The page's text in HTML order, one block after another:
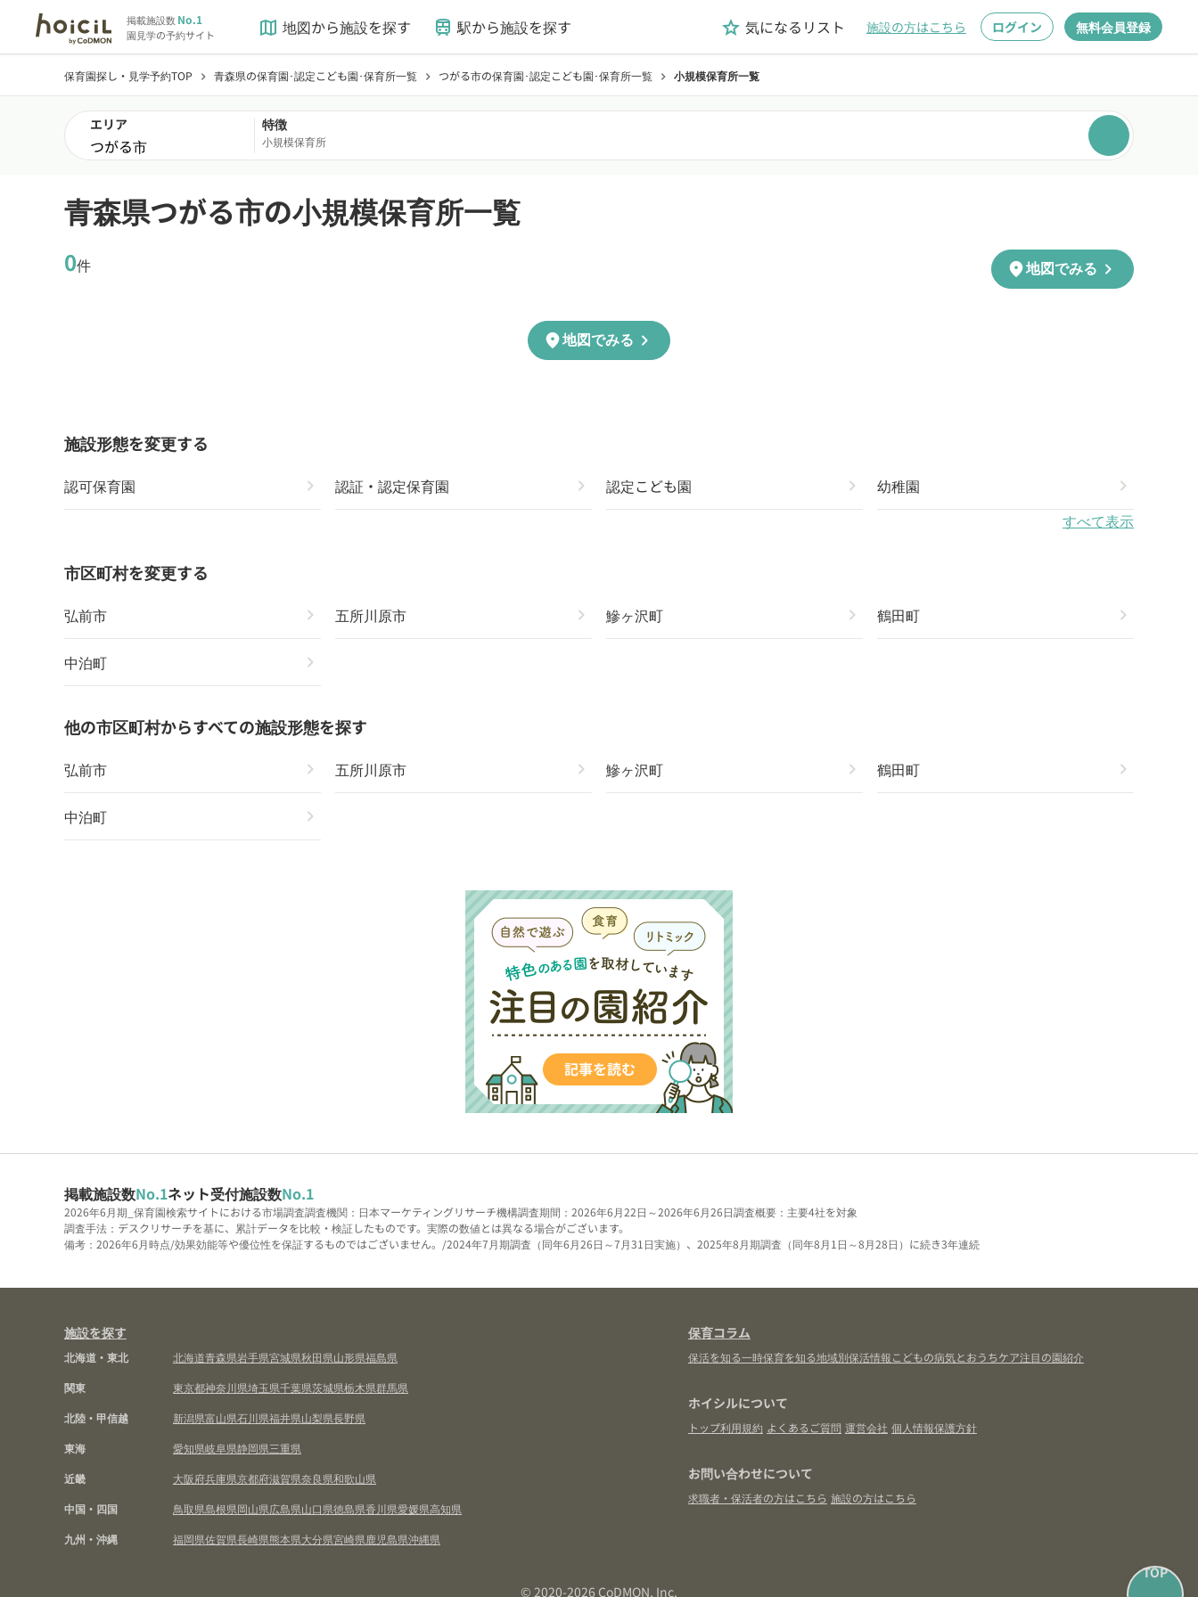
掲載施設数No.1
園見学の予約サイト map 地図から施設を探す train 駅から施設を探す grade 気になるリスト 施設の方はこちら ログイン 無料会員登録
保育園探し・見学予約TOP chevron_right 青森県の保育園･認定こども園･保育所一覧 chevron_right つがる市の保育園･認定こども園･保育所一覧 chevron_right 小規模保育所一覧
エリア 特徴
小規模保育所
青森県つがる市の小規模保育所一覧
0件 location_on地図でみる chevron_right
location_on地図でみる chevron_right
施設形態を変更する
認可保育園 chevron_right 認証・認定保育園 chevron_right 認定こども園 chevron_right 幼稚園 chevron_right
すべて表示
市区町村を変更する
弘前市 chevron_right 五所川原市 chevron_right 鰺ヶ沢町 chevron_right 鶴田町 chevron_right
中泊町 chevron_right
他の市区町村からすべての施設形態を探す
弘前市 chevron_right 五所川原市 chevron_right 鰺ヶ沢町 chevron_right 鶴田町 chevron_right
中泊町 chevron_right
TOP
掲載施設数No.1ネット受付施設数No.1
2026年6月期_保育園検索サイトにおける市場調査調査機関：日本マーケティングリサーチ機構調査期間：2026年6月22日～2026年6月26日調査概要：主要4社を対象
調査手法：デスクリサーチを基に、累計データを比較・検証したものです。実際の数値とは異なる場合がございます。
備考：2026年6月時点/効果効能等や優位性を保証するものではございません。/2024年7月期調査（同年6月26日～7月31日実施）、2025年8月期調査（同年8月1日～8月28日）に続き3年連続
施設を探す
北海道・東北 北海道青森県岩手県宮城県秋田県山形県福島県
関東
東京都神奈川県埼玉県千葉県茨城県栃木県群馬県
北陸・甲信越
新潟県富山県石川県福井県山梨県長野県
東海
愛知県岐阜県静岡県三重県
近畿
大阪府兵庫県京都府滋賀県奈良県和歌山県
中国・四国
鳥取県島根県岡山県広島県山口県徳島県香川県愛媛県高知県
九州・沖縄
福岡県佐賀県長崎県熊本県大分県宮崎県鹿児島県沖縄県
保育コラム
保活を知る一時保育を知る地域別保活情報こどもの病気とおうちケア注目の園紹介
ホイシルについて
トップ利用規約 よくあるご質問 運営会社 個人情報保護方針
お問い合わせについて
求職者・保活者の方はこちら 施設の方はこちら
© 2020-2026 CoDMON, Inc.